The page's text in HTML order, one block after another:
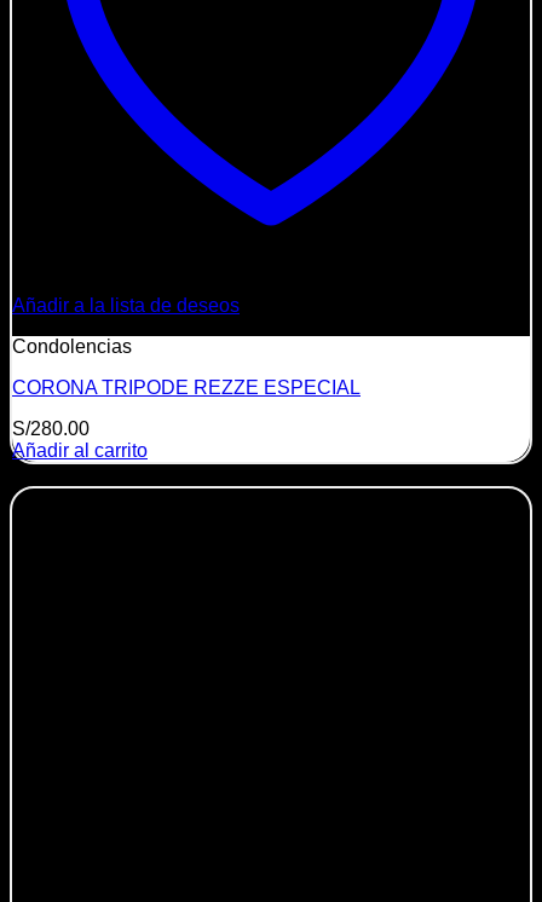
Añadir a la lista de deseos
Condolencias
CORONA TRIPODE REZZE ESPECIAL
S/280.00
Añadir al carrito